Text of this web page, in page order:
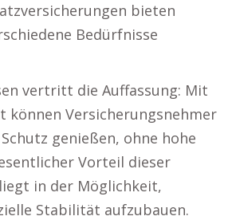
bieten
Bedürfnisse
vertritt die Auffassung: Mit
können Versicherungsnehmer
genießen, ohne hohe
Vorteil dieser
in der Möglichkeit,
Stabilität aufzubauen.